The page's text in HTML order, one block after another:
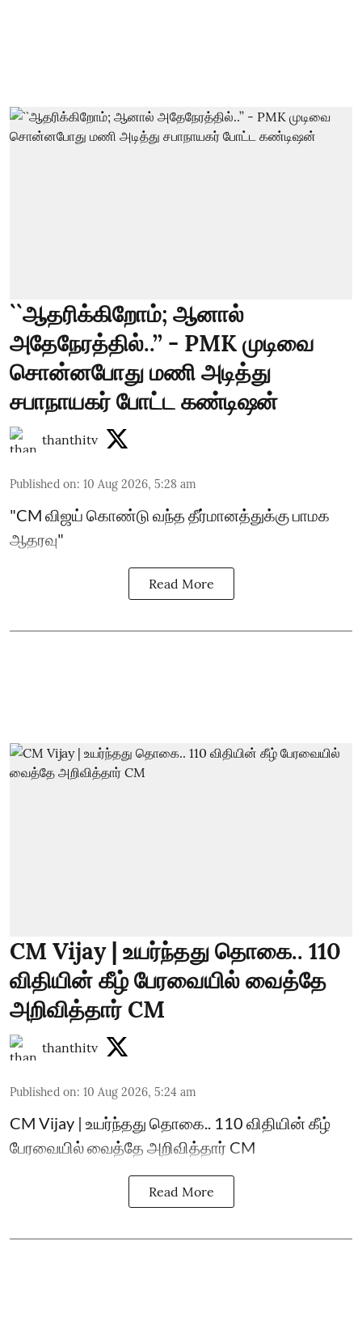
``ஆதரிக்கிறோம்; ஆனால்
அதேநேரத்தில்..’’ - PMK முடிவை
சொன்னபோது மணி அடித்து
சபாநாயகர் போட்ட கண்டிஷன்
thanthitv
Published on: 10 Aug 2026, 5:28 am
"CM விஜய் கொண்டு வந்த தீர்மானத்துக்கு பாமக
ஆதரவு"
Read More
CM Vijay | உயர்ந்தது தொகை.. 110
விதியின் கீழ் பேரவையில் வைத்தே
அறிவித்தார் CM
thanthitv
Published on: 10 Aug 2026, 5:24 am
CM Vijay | உயர்ந்தது தொகை.. 110 விதியின் கீழ்
பேரவையில் வைத்தே அறிவித்தார் CM
Read More